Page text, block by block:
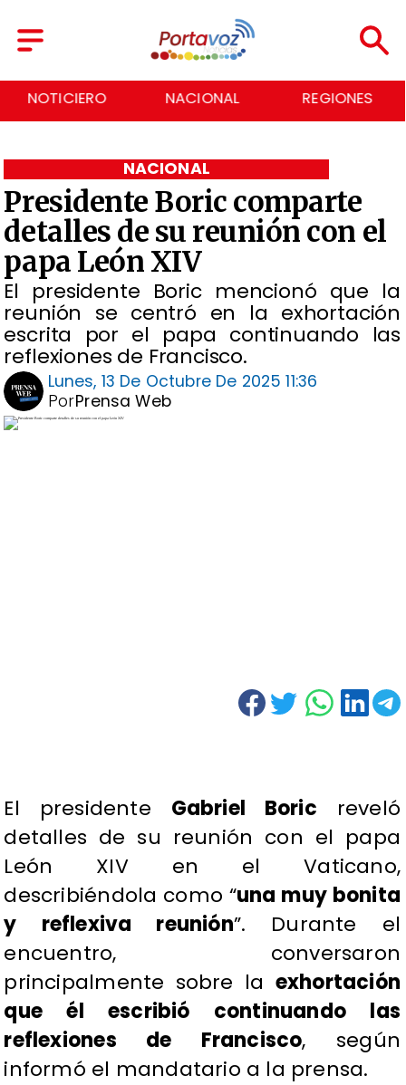
NACIONAL REGIONES ECONOMÍA
Presidente Boric comparte
detalles de su reunión con el
papa León XIV
El presidente Boric mencionó que la
reunión se centró en la exhortación
escrita por el papa continuando las
reflexiones de Francisco.
NACIONAL
Lunes, 13 De Octubre De 2025 11:36
Prensa Web
Por
El presidente Gabriel Boric reveló
detalles de su reunión con el papa
León XIV en el Vaticano,
describiéndola como “una muy bonita
y reflexiva reunión”. Durante el
encuentro, conversaron
principalmente sobre la exhortación
que él escribió continuando las
reflexiones de Francisco, según
informó el mandatario a la prensa.